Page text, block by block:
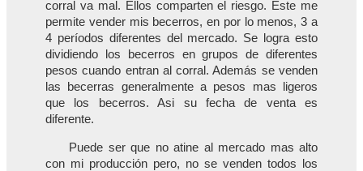
corral va mal. Ellos comparten el riesgo. Este me
permite vender mis becerros, en por lo menos, 3 a
4 períodos diferentes del mercado. Se logra esto
dividiendo los becerros en grupos de diferentes
pesos cuando entran al corral. Además se venden
las becerras generalmente a pesos mas ligeros
que los becerros. Asi su fecha de venta es
diferente.
Puede ser que no atine al mercado mas alto
con mi producción pero, no se venden todos los